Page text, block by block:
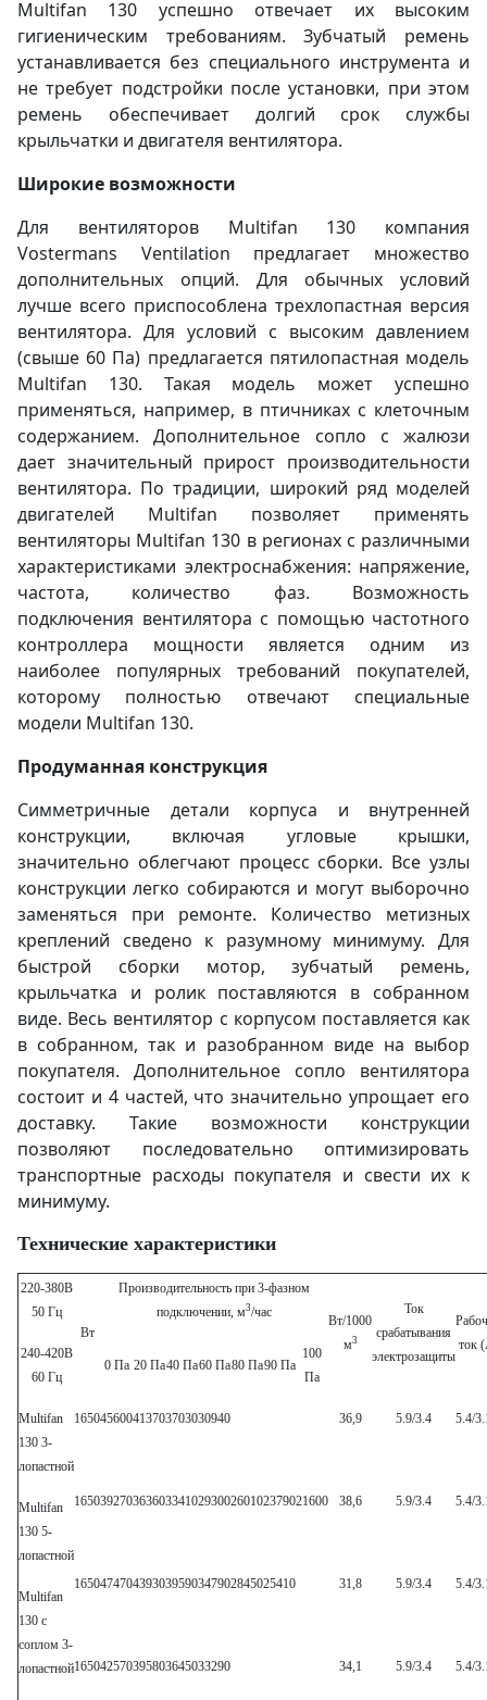
Multifan 130 успешно отвечает их высоким
гигиеническим требованиям. Зубчатый ремень
устанавливается без специального инструмента и
не требует подстройки после установки, при этом
ремень обеспечивает долгий срок службы
крыльчатки и двигателя вентилятора.
Широкие возможности
Для вентиляторов Multifan 130 компания
Vostermans Ventilation предлагает множество
дополнительных опций. Для обычных условий
лучше всего приспособлена трехлопастная версия
вентилятора. Для условий с высоким давлением
(свыше 60 Па) предлагается пятилопастная модель
Multifan 130. Такая модель может успешно
применяться, например, в птичниках с клеточным
содержанием. Дополнительное сопло с жалюзи
дает значительный прирост производительности
вентилятора. По традиции, широкий ряд моделей
двигателей Multifan позволяет применять
вентиляторы Multifan 130 в регионах с различными
характеристиками электроснабжения: напряжение,
частота, количество фаз. Возможность
подключения вентилятора с помощью частотного
контроллера мощности является одним из
наиболее популярных требований покупателей,
которому полностью отвечают специальные
модели Multifan 130.
Продуманная конструкция
Симметричные детали корпуса и внутренней
конструкции, включая угловые крышки,
значительно облегчают процесс сборки. Все узлы
конструкции легко собираются и могут выборочно
заменяться при ремонте. Количество метизных
креплений сведено к разумному минимуму. Для
быстрой сборки мотор, зубчатый ремень,
крыльчатка и ролик поставляются в собранном
виде. Весь вентилятор с корпусом поставляется как
в собранном, так и разобранном виде на выбор
покупателя. Дополнительное сопло вентилятора
состоит и 4 частей, что значительно упрощает его
доставку. Такие возможности конструкции
позволяют последовательно оптимизировать
транспортные расходы покупателя и свести их к
минимуму.
Технические характеристики
220-380В
50 Гц
240-420В
60 Гц
Вт
Производительность при 3-фазном
подключении, м3/час
Вт/1000
м3
Ток
срабатывания
электрозащиты
ток
0 Па 20 Па40 Па60 Па80 Па90 Па
100
Па
Multifan
130 3-
лопастной
Multifan
130 5-
лопастной
Multifan
130 с
соплом 3-
лопастной
1650
1650
1650
1650
45600
39270
47470
42570
41370
36360
43930
39580
37030
33410
39590
36450
30940
29300
34790
33290
26010
28450
23790
25410
21600
36,9
38,6
31,8
34,1
5.9/3.4
5.9/3.4
5.9/3.4
5.9/3.4
5.4/
5.4/
5.4/
5.4/